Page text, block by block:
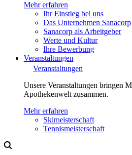
Mehr erfahren
Ihr Einstieg bei uns
Das Unternehmen Sanacorp
Sanacorp als Arbeitgeber
Werte und Kultur
Ihre Bewerbung
Veranstaltungen
Veranstaltungen
Unsere Veranstaltungen bringen
Apothekenwelt zusammen.
Mehr erfahren
Skimeisterschaft
Tennismeisterschaft